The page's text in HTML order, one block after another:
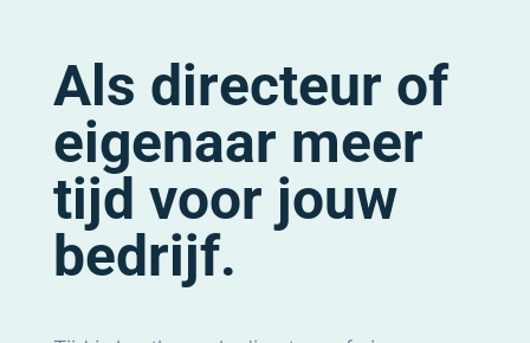
Als directeur of
eigenaar meer
tijd voor jouw
bedrijf.